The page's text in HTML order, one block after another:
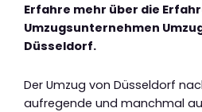
Erfahre mehr über die
Umzugsunternehmen
Düsseldorf.
Der Umzug von Düsseldorf
aufregende und manchmal